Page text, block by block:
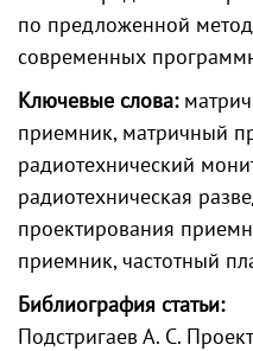
по предложенной
современных
Ключевые слова:
приемник, матричный
радиотехнический
радиотехническая
проектирования
приемник, частотный
Библиография статьи:
Подстригаев А. С.